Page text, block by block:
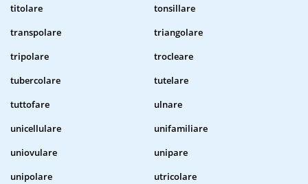
titolare
tonsillare
transpolare
triangolare
tripolare
trocleare
tubercolare
tutelare
tuttofare
ulnare
unicellulare
unifamiliare
uniovulare
unipare
unipolare
utricolare